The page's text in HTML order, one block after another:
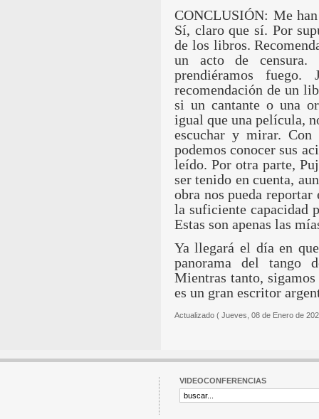
CONCLUSIÓN: Me
Sí, claro que sí. Por
de los libros.
un acto de
prendiéramos
recomendación de un
si un cantante o una
igual que una película,
escuchar y mirar.
podemos conocer sus
leído. Por otra parte,
ser tenido en cuenta,
obra nos pueda reportar
la suficiente capacidad
Estas son apenas las
Ya llegará el día en
panorama del tango
Mientras tanto,
es un gran escritor
Actualizado ( Jueves, 08 de Enero de
VIDEOCONFERENCIAS